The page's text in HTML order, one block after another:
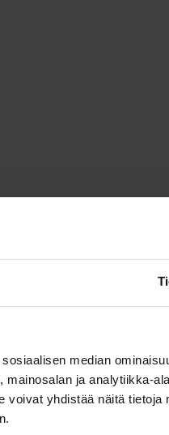
median
mainosalan ja analytiikka-
yhdistää näitä tietoja